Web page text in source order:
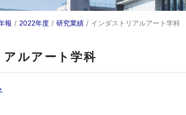
報 2022年度 研究業績 インダストリアルアート学科
ルアート学科